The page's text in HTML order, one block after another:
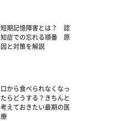
短期記憶障害とは？ 認
知症での忘れる順番 原
因と対策を解説
口から食べられなくなっ
たらどうする？きちんと
考えておきたい最期の医
療